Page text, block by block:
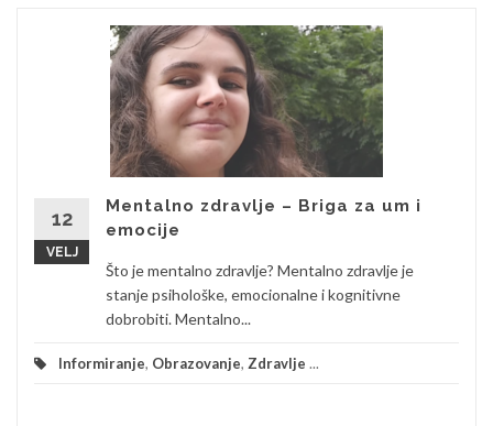
12
VELJ
Mentalno zdravlje – Briga za um i
emocije
Što je mentalno zdravlje? Mentalno zdravlje je
stanje psihološke, emocionalne i kognitivne
dobrobiti. Mentalno...
Informiranje, Obrazovanje, Zdravlje ...